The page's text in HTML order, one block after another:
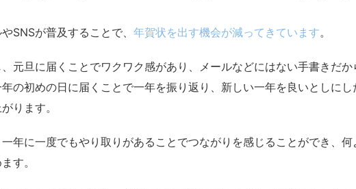
SNSが普及することで、 年賀状を出す機会が減ってきています。
、元旦に届くことでワクワク感があり、メールなどにはない手書きだ
の初めの日に届くことで一年を振り返り、新しい一年を良いとしに
ります。
一年に一度でもやり取りがあることでつながりを感じることができ、
す。